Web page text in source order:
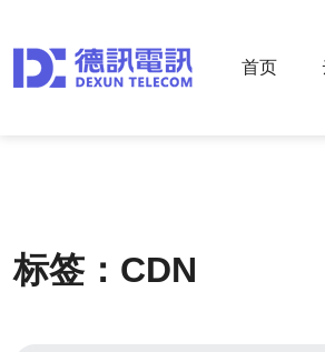
首页
标签：CDN